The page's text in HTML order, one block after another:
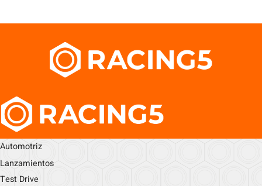
Automotriz
Lanzamientos
Test Drive